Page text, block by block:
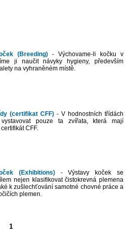
(Breeding) - Výchovame-li kočku v
ji naučit návyky hygieny, především
na vyhraněném místě.
(certifikat CFF) - V hodnostních třídách
pouze ta zvířata, která mají
CFF.
(Exhibitions)- Výstavy koček se
nejen klasifikovat čistokrevná plemena
k zušlechťování samotné chovné práce a
plemen.
1